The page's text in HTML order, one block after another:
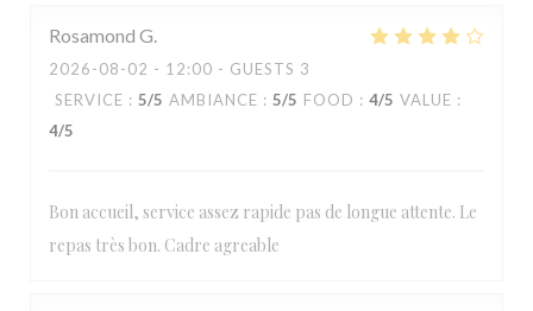
Rosamond G
2026-08-02 - 12:00 - GUESTS 3
SERVICE : 5/5 AMBIANCE : 5/5 FOOD : 4/5 VALUE :
4/5
Bon accueil, service assez rapide pas de longue attente. Le
repas très bon. Cadre agreable